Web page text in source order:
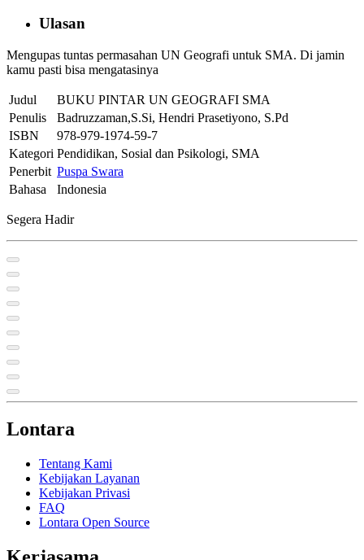
Ulasan
Mengupas tuntas permasahan UN Geografi untuk SMA. Di jamin
kamu pasti bisa mengatasinya
Judul
BUKU PINTAR UN GEOGRAFI SMA
Penulis
Badruzzaman,S.Si, Hendri Prasetiyono, S.Pd
ISBN
978-979-1974-59-7
Kategori Pendidikan, Sosial dan Psikologi, SMA
Penerbit Puspa Swara
Bahasa
Indonesia
Segera Hadir
Lontara
Tentang Kami
Kebijakan Layanan
Kebijakan Privasi
FAQ
Lontara Open Source